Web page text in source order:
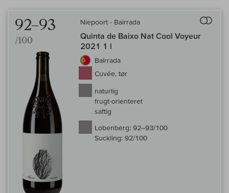
92–93
/100
Niepoort - Bairrada
Quinta de Baixo Nat Cool Voyeur
2021 1 l
Bairrada
Cuvée, tør
naturlig
frugt-orienteret
saftig
Lobenberg: 92–93/100
Suckling: 92/100